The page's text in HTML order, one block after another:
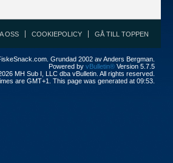
OSS COOKIEPOLICY GÅ TILL TOPPEN
Grundad 2002 av Anders Bergman.
Powered by vBulletin® Version 5.7.5
MH Sub I, LLC dba vBulletin. All rights reserved.
are GMT+1. This page was generated at 09:53.